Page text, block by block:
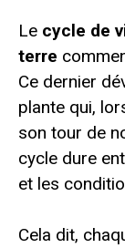
Le cycle de
terre
Ce dernier
plante qui,
son tour de
cycle dure
et les
Cela dit,